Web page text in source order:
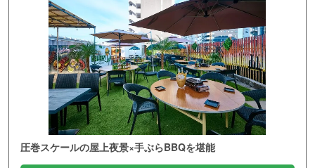
圧巻スケールの屋上夜景×手ぶらBBQを堪能